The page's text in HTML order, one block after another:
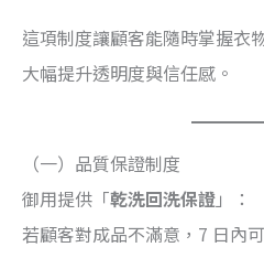
這項制度讓顧客能隨時掌握衣
大幅提升透明度與信任感。
（一）品質保證制度
御用提供「乾洗回洗保證」：
若顧客對成品不滿意，7 日內